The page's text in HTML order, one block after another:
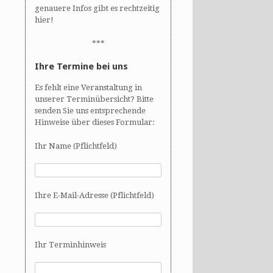
genauere Infos gibt es rechtzeitig
hier!
***
Ihre Termine bei uns
Es fehlt eine Veranstaltung in
unserer Terminübersicht? Bitte
senden Sie uns entsprechende
Hinweise über dieses Formular:
Ihr Name (Pflichtfeld)
Ihre E-Mail-Adresse (Pflichtfeld)
Ihr Terminhinweis